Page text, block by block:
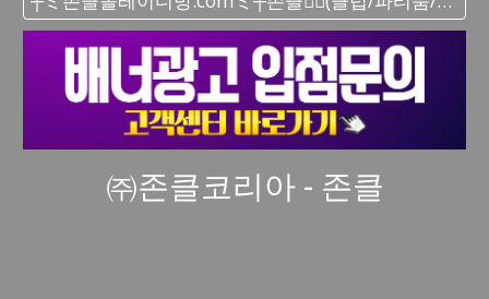
㈜존클코리아 - 존클